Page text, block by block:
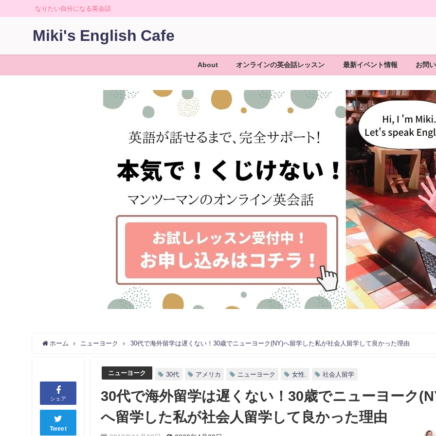
なりたい自分になる英会話
Miki's English Cafe
About オンラインの英会話レッスン 最新イベント情報 お問
ホーム ニューヨーク 30代で海外留学は遅くない！30歳でニューヨーク(NY)へ留学した私が社会人留学して良かった理由
シェア
Tweet
ニューヨーク 30代 アメリカ ニューヨーク 女性. 社会人留学
30代で海外留学は遅くない！30歳でニューヨーク
へ留学した私が社会人留学して良かった理由